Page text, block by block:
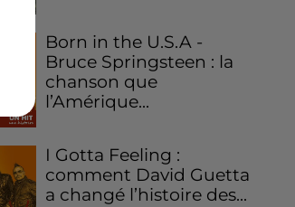
Born in the U.S.A -
Bruce Springsteen : la
chanson que
l’Amérique...
I Gotta Feeling :
comment David Guetta
a changé l’histoire des...